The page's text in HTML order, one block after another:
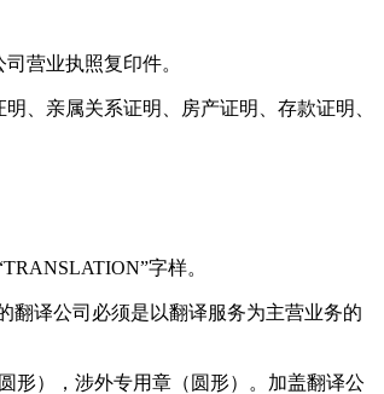
营业执照复印件。
、亲属关系证明、房产证明、存款证明、
字样。
翻译公司必须是以翻译服务为主营业务的
形），涉外专用章（圆形）。加盖翻译公